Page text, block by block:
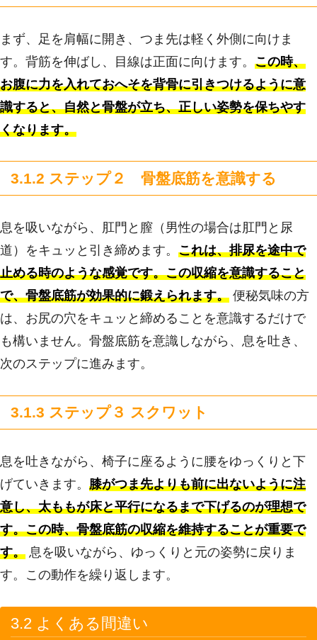
まず、足を肩幅に開き、つま先は軽く外側に向けま
す。背筋を伸ばし、目線は正面に向けます。 この時、
お腹に力を入れておへそを背骨に引きつけるように意
識すると、自然と骨盤が立ち、正しい姿勢を保ちやす
くなります。
3.1.2 ステップ２ 骨盤底筋を意識する
息を吸いながら、肛門と膣（男性の場合は肛門と尿
道）をキュッと引き締めます。 これは、排尿を途中で
止める時のような感覚です。この収縮を意識すること
で、骨盤底筋が効果的に鍛えられます。 便秘気味の方
は、お尻の穴をキュッと締めることを意識するだけで
も構いません。骨盤底筋を意識しながら、息を吐き、
次のステップに進みます。
3.1.3 ステップ３ スクワット
息を吐きながら、椅子に座るように腰をゆっくりと下
げていきます。 膝がつま先よりも前に出ないように注
意し、太ももが床と平行になるまで下げるのが理想で
す。この時、骨盤底筋の収縮を維持することが重要で
す。 息を吸いながら、ゆっくりと元の姿勢に戻りま
す。この動作を繰り返します。
3.2 よくある間違い